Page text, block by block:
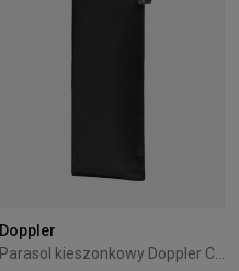
Doppler
Parasol kieszonkowy Doppler Carbonsteel Mini Slim full black